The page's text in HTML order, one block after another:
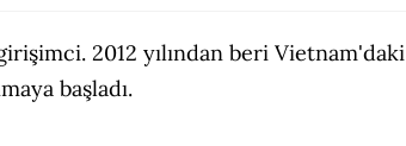
2012 yılından beri Vietnam'daki
başladı.